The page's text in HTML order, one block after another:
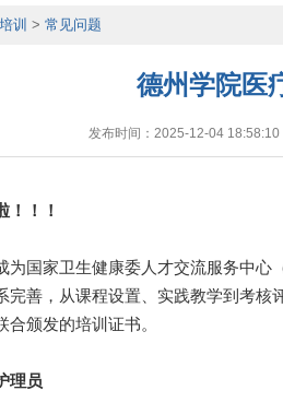
训 > 常见问题
德州学院医
发布时间：2025-12-04 18:58:10
！！
家卫生健康委人才交流服务中心
完善，从课程设置、实践教学到考
合颁发的培训证书。
理员